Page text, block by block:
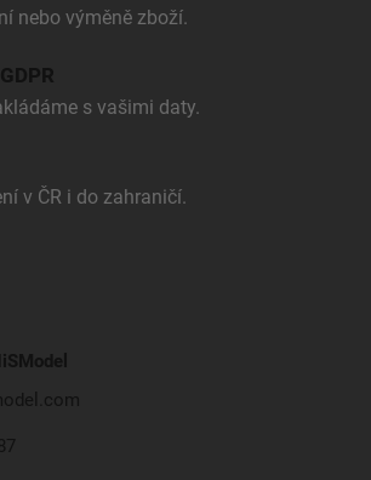
nebo výměně zboží.
s vašimi daty.
v ČR i do zahraničí.